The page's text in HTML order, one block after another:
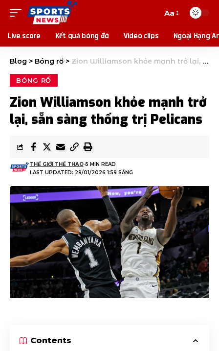
Aa
Live score Kết quả bóng đá Video clips Ngoại Hạng
Blog > Bóng rổ > Zion Williamson khỏe mạnh trở lại, sẵn sàng thống trị Pelicans
BÓNG RỔ
Zion Williamson khỏe mạnh trở
lại, sẵn sàng thống trị Pelicans
LAST UPDATED: 29/01/2026 1:59 SÁNG
THẾ GIỚI THỂ THAO 5 MIN READ
Contents